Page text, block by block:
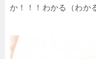
か！！！わかる（わか